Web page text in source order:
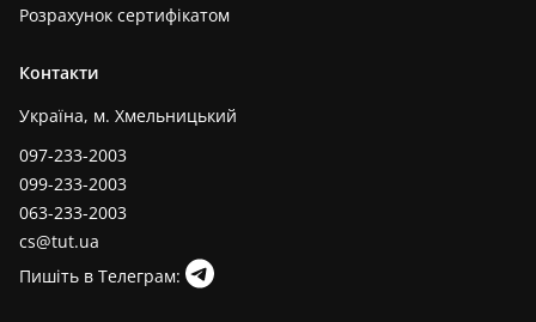
Розрахунок сертифікатом
Контакти
Україна, м. Хмельницький
097-233-2003
099-233-2003
063-233-2003
cs@tut.ua
Пишіть в Телеграм: